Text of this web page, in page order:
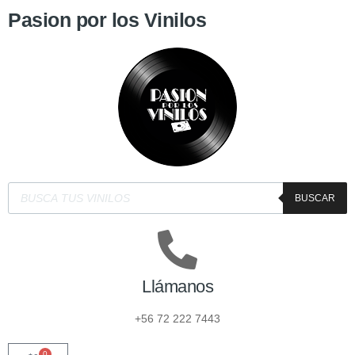
Pasion por los Vinilos
BUSCAR
Llámanos
+56 72 222 7443